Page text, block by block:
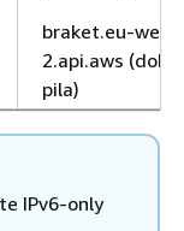
braket.eu-
2.api.aws (doble
pila)
IPv6-only